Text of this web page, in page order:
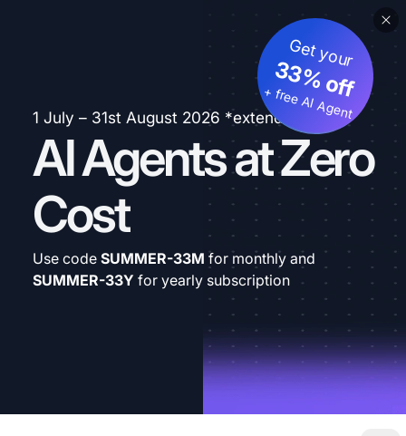
1 July – 31st August 2026 *extended
AI Agents at Zero
Cost
Get your
33% off
+ free AI Agent
Use code SUMMER-33M for monthly and
SUMMER-33Y for yearly subscription